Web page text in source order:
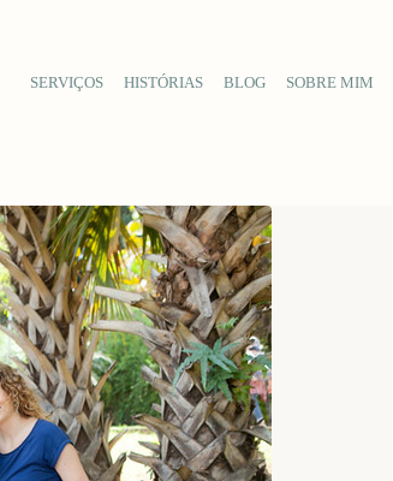
SERVIÇOS HISTÓRIAS BLOG SOBRE MIM